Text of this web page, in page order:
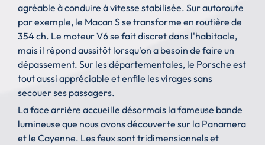
agréable à conduire à vitesse stabilisée. Sur autoroute
par exemple, le Macan S se transforme en routière de
354 ch. Le moteur V6 se fait discret dans l'habitacle,
mais il répond aussitôt lorsqu'on a besoin de faire un
dépassement. Sur les départementales, le Porsche est
tout aussi appréciable et enfile les virages sans
secouer ses passagers.
La face arrière accueille désormais la fameuse bande
lumineuse que nous avons découverte sur la Panamera
et le Cayenne. Les feux sont tridimensionnels et